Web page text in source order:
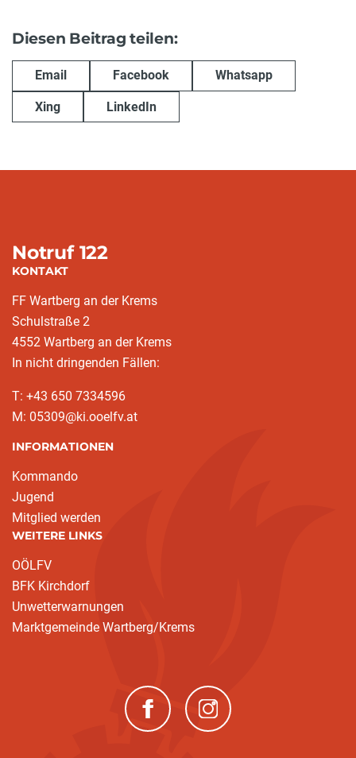
Diesen Beitrag teilen:
Email Facebook Whatsapp
Xing LinkedIn
Notruf 122
KONTAKT
FF Wartberg an der Krems
Schulstraße 2
4552 Wartberg an der Krems
In nicht dringenden Fällen:
T: +43 650 7334596
M: 05309@ki.ooelfv.at
INFORMATIONEN
Kommando
Jugend
Mitglied werden
WEITERE LINKS
OÖLFV
BFK Kirchdorf
Unwetterwarnungen
Marktgemeinde Wartberg/Krems
(neues Fenster)(neues Fenster)